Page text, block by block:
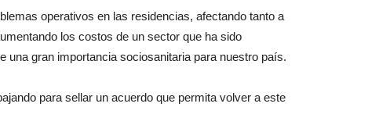
operativos en las residencias, afectando tanto a
los costos de un sector que ha sido
una gran importancia sociosanitaria para nuestro país.
para sellar un acuerdo que permita volver a este